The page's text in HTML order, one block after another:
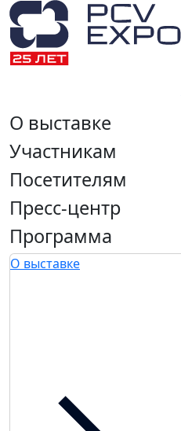
О выставке
Участникам
Посетителям
Пресс-центр
Программа
О выставке